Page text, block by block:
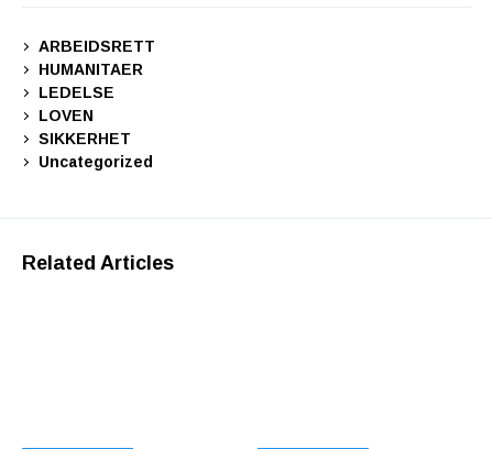
ARBEIDSRETT
HUMANITAER
LEDELSE
LOVEN
SIKKERHET
Uncategorized
Related Articles